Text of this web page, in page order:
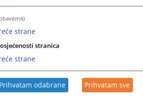
the
keyboard
shortcuts
for
changing
dates.
strane
stranica
strane
Prihvatam odabrane Prihvatam sve